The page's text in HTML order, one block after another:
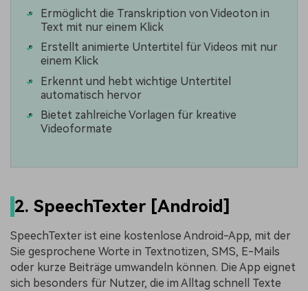
Ermöglicht die Transkription von Videoton in
Text mit nur einem Klick
Erstellt animierte Untertitel für Videos mit nur
einem Klick
Erkennt und hebt wichtige Untertitel
automatisch hervor
Bietet zahlreiche Vorlagen für kreative
Videoformate
2. SpeechTexter [Android]
SpeechTexter ist eine kostenlose Android-App, mit der
Sie gesprochene Worte in Textnotizen, SMS, E-Mails
oder kurze Beiträge umwandeln können. Die App eignet
sich besonders für Nutzer, die im Alltag schnell Texte